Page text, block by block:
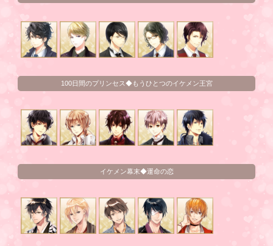
100日間のプリンセス◆もうひとつのイケメン王宮
イケメン幕末◆運命の恋